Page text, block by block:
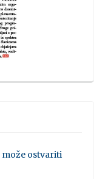
može ostvariti